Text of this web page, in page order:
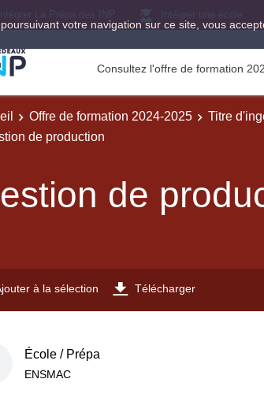
votre navigation sur ce site, vous
Consultez l'offre de formation
Offre de formation 2024-2025 Titre
de production
de
à la sélection Télécharger
École / Prépa
ENSMAC